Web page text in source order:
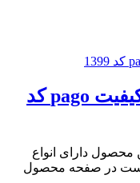
ستهای چاپی بینهایت با کیفیت pago کد
محصول دارای انواع
است در صفحه محصول